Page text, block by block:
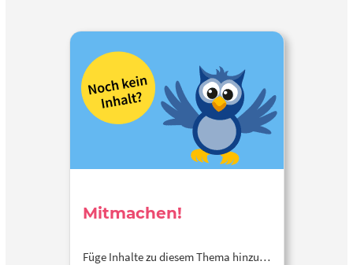
Mitmachen!
Füge Inhalte zu diesem Thema hinzu…